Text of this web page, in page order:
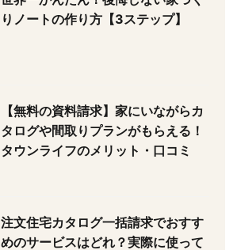
くりノートの作り方【3ステッ
プ】
カタログや間取りプランがもらえ
る！タウンライフのメリット・口